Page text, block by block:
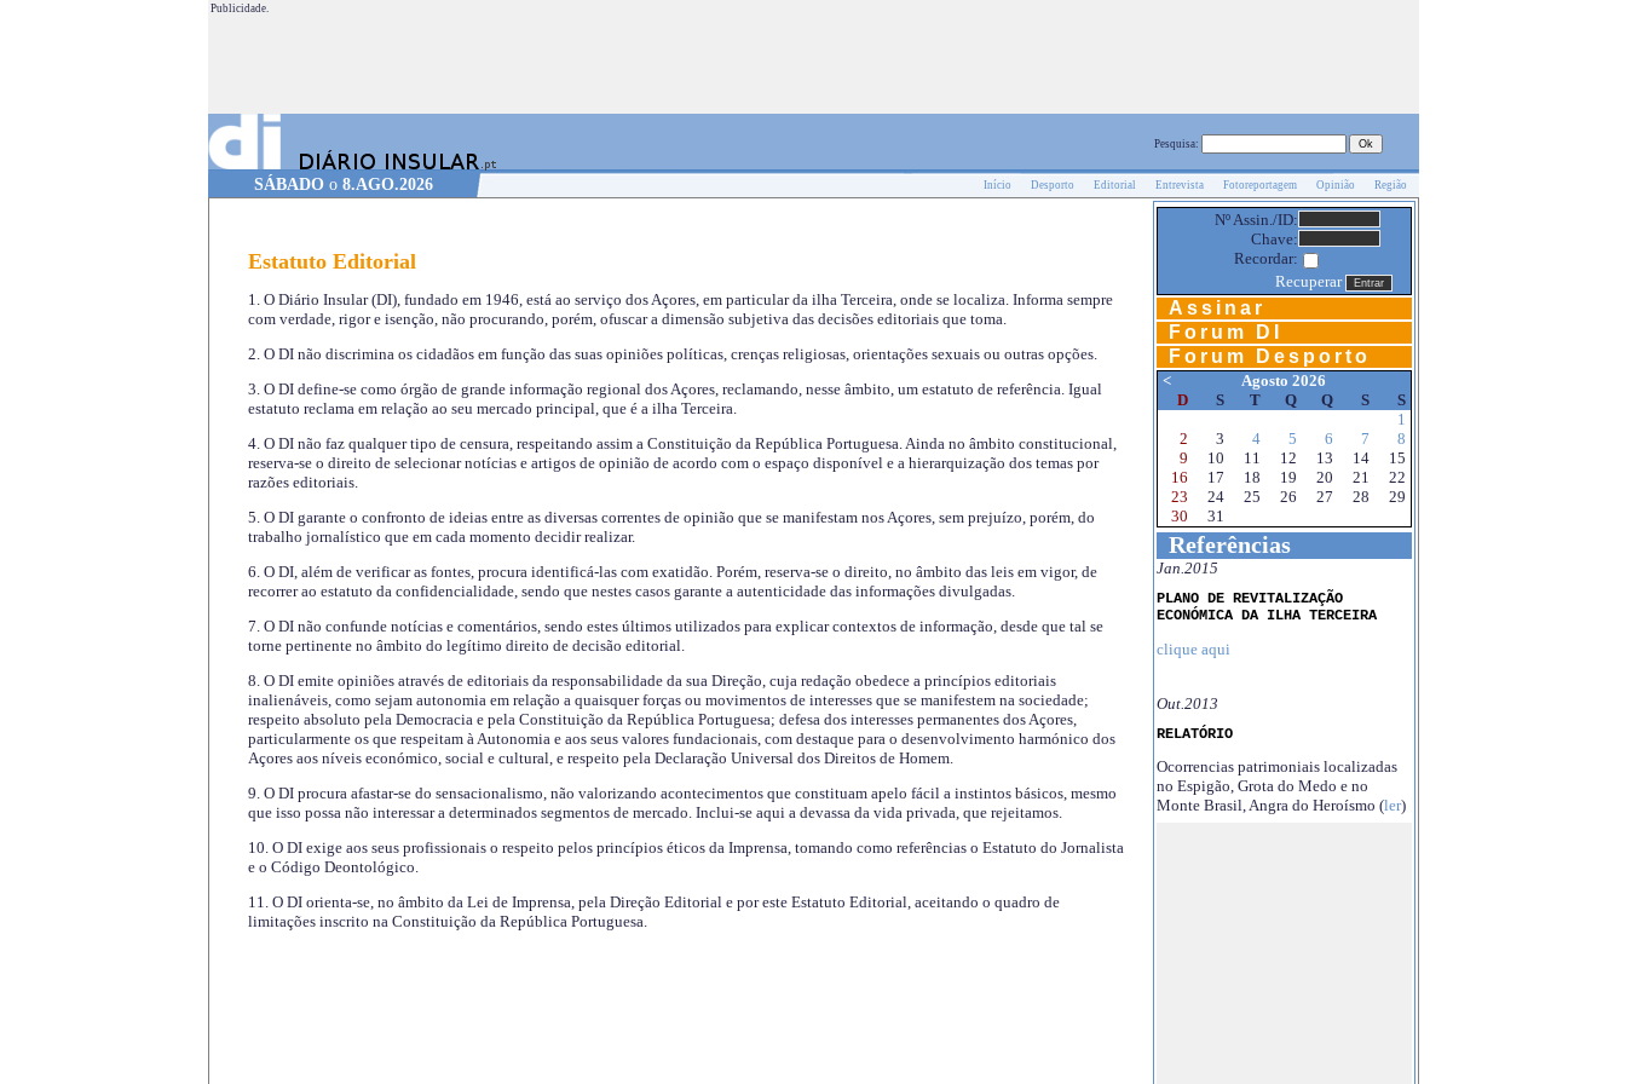
Publicidade.
Pesquisa:
SÁBADO o 8.AGO.2026 Início Desporto Editorial Entrevista Fotoreportagem Opinião Região
Estatuto Editorial
1. O Diário Insular (DI), fundado em 1946, está ao serviço dos Açores, em particular da ilha Terceira, onde se localiza. Informa sempre
com verdade, rigor e isenção, não procurando, porém, ofuscar a dimensão subjetiva das decisões editoriais que toma.
2. O DI não discrimina os cidadãos em função das suas opiniões políticas, crenças religiosas, orientações sexuais ou outras opções.
3. O DI define-se como órgão de grande informação regional dos Açores, reclamando, nesse âmbito, um estatuto de referência. Igual
estatuto reclama em relação ao seu mercado principal, que é a ilha Terceira.
4. O DI não faz qualquer tipo de censura, respeitando assim a Constituição da República Portuguesa. Ainda no âmbito constitucional,
reserva-se o direito de selecionar notícias e artigos de opinião de acordo com o espaço disponível e a hierarquização dos temas por
razões editoriais.
5. O DI garante o confronto de ideias entre as diversas correntes de opinião que se manifestam nos Açores, sem prejuízo, porém, do
trabalho jornalístico que em cada momento decidir realizar.
6. O DI, além de verificar as fontes, procura identificá-las com exatidão. Porém, reserva-se o direito, no âmbito das leis em vigor, de
recorrer ao estatuto da confidencialidade, sendo que nestes casos garante a autenticidade das informações divulgadas.
7. O DI não confunde notícias e comentários, sendo estes últimos utilizados para explicar contextos de informação, desde que tal se
torne pertinente no âmbito do legítimo direito de decisão editorial.
8. O DI emite opiniões através de editoriais da responsabilidade da sua Direção, cuja redação obedece a princípios editoriais
inalienáveis, como sejam autonomia em relação a quaisquer forças ou movimentos de interesses que se manifestem na sociedade;
respeito absoluto pela Democracia e pela Constituição da República Portuguesa; defesa dos interesses permanentes dos Açores,
particularmente os que respeitam à Autonomia e aos seus valores fundacionais, com destaque para o desenvolvimento harmónico dos
Açores aos níveis económico, social e cultural, e respeito pela Declaração Universal dos Direitos de Homem.
9. O DI procura afastar-se do sensacionalismo, não valorizando acontecimentos que constituam apelo fácil a instintos básicos, mesmo
que isso possa não interessar a determinados segmentos de mercado. Inclui-se aqui a devassa da vida privada, que rejeitamos.
10. O DI exige aos seus profissionais o respeito pelos princípios éticos da Imprensa, tomando como referências o Estatuto do Jornalista
e o Código Deontológico.
11. O DI orienta-se, no âmbito da Lei de Imprensa, pela Direção Editorial e por este Estatuto Editorial, aceitando o quadro de
limitações inscrito na Constituição da República Portuguesa.
Nº Assin./ID:
Chave:
Recordar:
Recuperar
Assinar
Forum DI
Forum Desporto
<
Agosto 2026
D
S T Q Q S
S
1
2
3 4 5 6 7
8
9
10 11 12 13 14
15
16
17 18 19 20 21
22
23
24 25 26 27 28
29
30
31
Referências
Jan.2015
PLANO DE REVITALIZAÇÃO
ECONÓMICA DA ILHA TERCEIRA
clique aqui
Out.2013
RELATÓRIO
Ocorrencias patrimoniais localizadas
no Espigão, Grota do Medo e no
Monte Brasil, Angra do Heroísmo (ler)